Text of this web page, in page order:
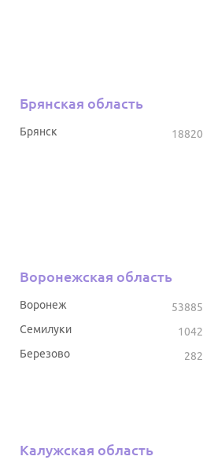
Брянская область
18820
Брянск
Воронежская область
53885
Воронеж
1042
Семилуки
282
Березово
Калужская область